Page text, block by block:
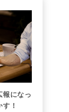
になっ
！